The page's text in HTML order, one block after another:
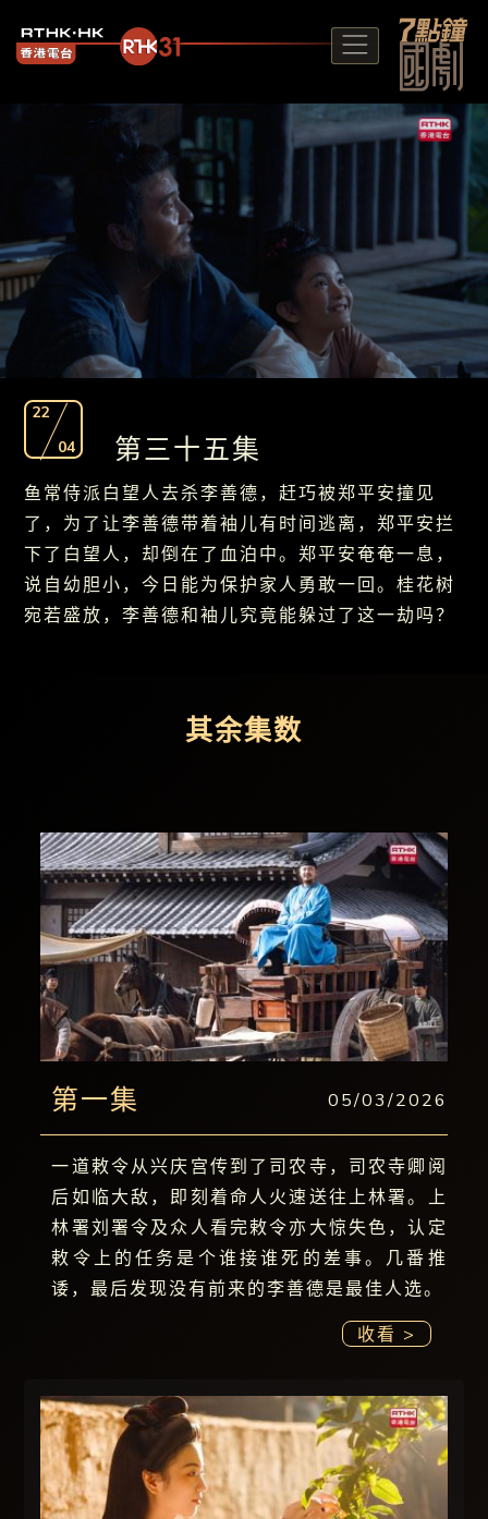
22
04
第三十五集
鱼常侍派白望人去杀李善德，赶巧被郑平安撞见
了，为了让李善德带着袖儿有时间逃离，郑平安拦
下了白望人，却倒在了血泊中。郑平安奄奄一息，
说自幼胆小，今日能为保护家人勇敢一回。桂花树
宛若盛放，李善德和袖儿究竟能躲过了这一劫吗？
其余集数
第一集 05/03/2026
一道敕令从兴庆宫传到了司农寺，司农寺卿阅
后如临大敌，即刻着命人火速送往上林署。上
林署刘署令及众人看完敕令亦大惊失色，认定
敕令上的任务是个谁接谁死的差事。几番推
诿，最后发现没有前来的李善德是最佳人选。
收看 >